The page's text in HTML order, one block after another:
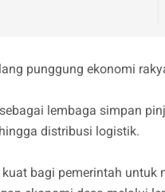
punggung ekonomi
lembaga simpan
distribusi logistik.
bagi pemerintah untuk